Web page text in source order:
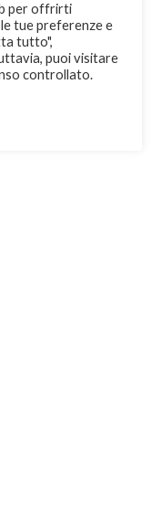
ITALY
per offrirti
tue preferenze e
tutto",
puoi visitare
controllato.